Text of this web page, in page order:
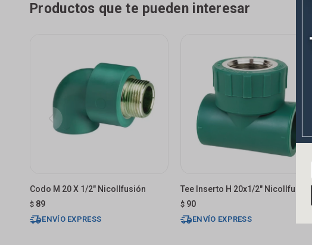
Productos que te pueden interesar
Codo M 20 X 1/2" Nicollfusión
$ 89
ENVÍO EXPRESS
Tee Inserto H 20x1/2" Nicollfusion
$ 90
ENVÍO EXPRESS